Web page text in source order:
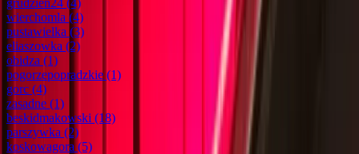
wierchomla (4)
pustawielka (3)
eliaszowka (2)
obidza (1)
pogorzepopradzkie (1)
gorc (4)
zasadne (1)
beskidmakowski (18)
parszywka (2)
koskowagora (5)